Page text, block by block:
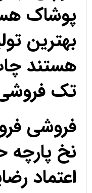
پوشاک
بهترین
تک
نخ پارچه
اعتماد